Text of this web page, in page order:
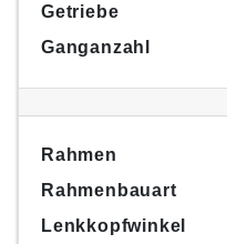
Getriebe
Ganganzahl
Rahmen
Rahmenbauart
Lenkkopfwinkel